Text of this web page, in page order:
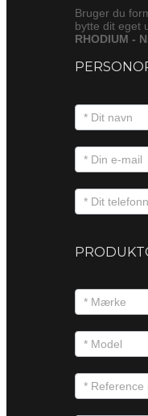
Bruger du
bytte dit eget
RHODIUM -